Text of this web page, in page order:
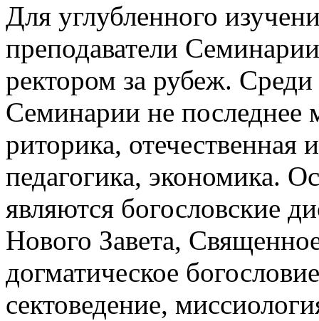
Для углубленного
преподаватели
ректором за рубеж.
Семинарии не последнее
риторика, отечественная
педагогика, экономика.
являются богословские
Нового Завета,
догматическое
сектоведение,